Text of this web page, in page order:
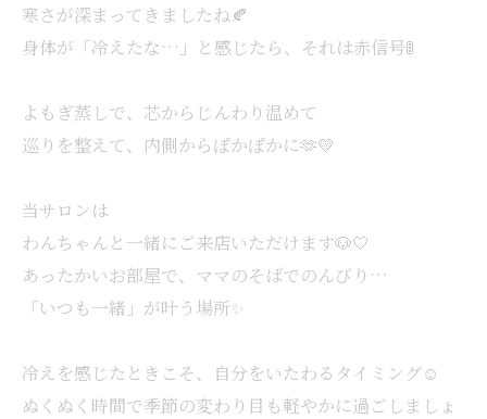
寒さが深まってきましたね🍂
身体が「冷えたな…」と感じたら、それは赤信号🚦
よもぎ蒸しで、芯からじんわり温めて
巡りを整えて、内側からぽかぽかに🫶💛
当サロンは
わんちゃんと一緒にご来店いただけます🐶🤍
あったかいお部屋で、ママのそばでのんびり…
「いつも一緒」が叶う場所✨
冷えを感じたときこそ、自分をいたわるタイミング☺️
ぬくぬく時間で季節の変わり目も軽やかに過ごしましょ